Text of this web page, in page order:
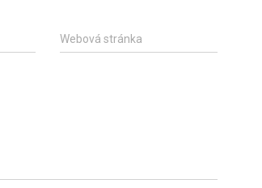
Webová stránka